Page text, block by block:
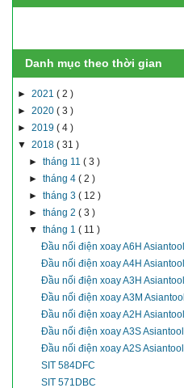
Danh mục theo thời gian
► 2021 ( 2 )
► 2020 ( 3 )
► 2019 ( 4 )
▼ 2018 ( 31 )
►tháng 11( 3 )
►tháng 4( 2 )
►tháng 3( 12 )
►tháng 2( 3 )
▼tháng 1( 11 )
Đầu nối điện xoay A6H Asiantool
Đầu nối điện xoay A4H Asiantool
Đầu nối điện xoay A3H Asiantool
Đầu nối điện xoay A3M Asiantool
Đầu nối điện xoay A2H Asiantool
Đầu nối điện xoay A3S Asiantool
Đầu nối điện xoay A2S Asiantool
SIT 584DFC
SIT 571DBC